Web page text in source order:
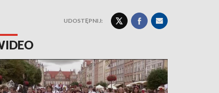
UDOSTĘPNIJ: